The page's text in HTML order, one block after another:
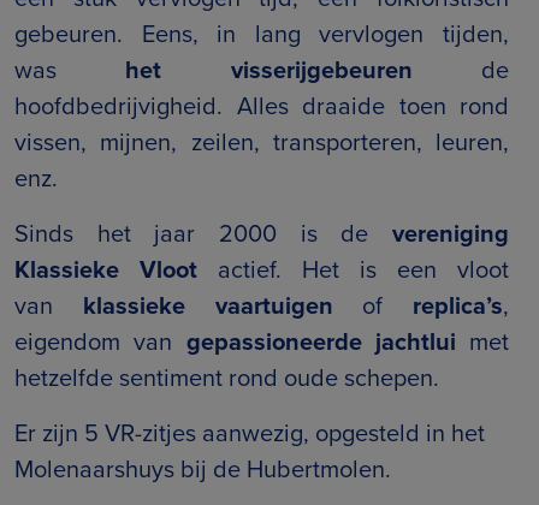
gebeuren. Eens, in lang vervlogen tijden,
was het visserijgebeuren de
hoofdbedrijvigheid. Alles draaide toen rond
vissen, mijnen, zeilen, transporteren, leuren,
enz.
Sinds het jaar 2000 is de vereniging
Klassieke Vloot actief. Het is een vloot
van klassieke vaartuigen of replica’s,
eigendom van gepassioneerde jachtlui met
hetzelfde sentiment rond oude schepen.
Er zijn 5 VR-zitjes aanwezig, opgesteld in het
Molenaarshuys bij de Hubertmolen.